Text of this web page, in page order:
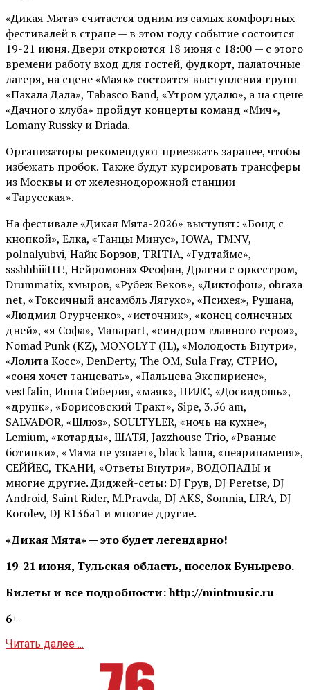
«Дикая Мята» считается одним из самых комфортных
фестивалей в стране — в этом году событие состоится
19-21 июня. Двери откроются 18 июня с 18:00 — с этого
времени работу вход для гостей, фудкорт, палаточные
лагеря, на сцене «Маяк» состоятся выступления групп
«Пахала Дала», Tabasco Band, «Утром удалю», а на сцене
«Дачного клуба» пройдут концерты команд «Мич»,
Lomany Russky и Driada.
Организаторы рекомендуют приезжать заранее, чтобы
избежать пробок. Также будут курсировать трансферы
из Москвы и от железнодорожной станции
«Тарусская».
На фестивале «Дикая Мята-2026» выступят: «Бонд с
кнопкой», Ёлка, «Танцы Минус», IOWA, TMNV,
polnalyubvi, Найк Борзов, TRITIA, «Гудтаймс»,
ssshhhiiittt!, Нейромонах Феофан, Драгни с оркестром,
Drummatix, хмыров, «Рубеж Веков», «Диктофон», obraza
net, «Токсичный ансамбль Лягухо», «Психея», Рушана,
«Людмил Огурченко», «источник», «конец солнечных
дней», «я Софа», Manapart, «синдром главного героя»,
Nomad Punk (KZ), MONOLYT (IL), «Молодость Внутри»,
«Лолита Косс», DenDerty, The OM, Sula Fray, СТРИО,
«соня хочет танцевать», «Пальцева Экспириенс»,
vestfalin, Инна Сиберия, «маяк», ПИЛС, «Досвидошь»,
«друнк», «Борисовский Тракт», Sipe, 3.56 am,
SALVADOR, «Шлюз», SOULTYLER, «ночь на кухне»,
Lemium, «котарды», ШАТЯ, Jazzhouse Trio, «Рваные
ботинки», «Мама не узнает», black lama, «неаринаменя»,
СЕЙЙЕС, ТКАНИ, «Ответы Внутри», ВОДОПАДЫ и
многие другие. Диджей-сеты: DJ Грув, DJ Peretse, DJ
Android, Saint Rider, М.Pravda, DJ AKS, Somnia, LIRA, DJ
Korolev, DJ R136a1 и многие другие.
«Дикая Мята» — это будет легендарно!
19-21 июня, Тульская область, поселок Бунырево.
Билеты и все подробности: http://mintmusic.ru
6+
Читать далее ...